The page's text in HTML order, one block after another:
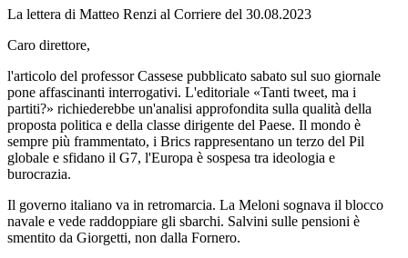
La lettera di Matteo Renzi al Corriere del 30.08.2023
Caro direttore,
l'articolo del professor Cassese pubblicato sabato sul suo giornale
pone affascinanti interrogativi. L'editoriale «Tanti tweet, ma i
partiti?» richiederebbe un'analisi approfondita sulla qualità della
proposta politica e della classe dirigente del Paese. Il mondo è
sempre più frammentato, i Brics rappresentano un terzo del Pil
globale e sfidano il G7, l'Europa è sospesa tra ideologia e
burocrazia.
Il governo italiano va in retromarcia. La Meloni sognava il blocco
navale e vede raddoppiare gli sbarchi. Salvini sulle pensioni è
smentito da Giorgetti, non dalla Fornero.